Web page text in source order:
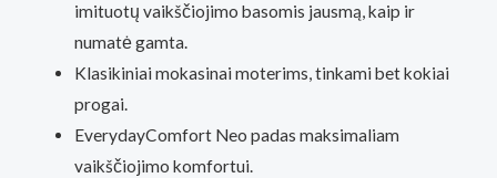
imituotų vaikščiojimo basomis jausmą, kaip ir
numatė gamta.
Klasikiniai mokasinai moterims, tinkami bet kokiai
progai.
EverydayComfort Neo padas maksimaliam
vaikščiojimo komfortui.